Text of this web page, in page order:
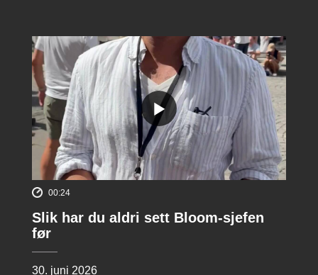
00:24
Slik har du aldri sett Bloom-sjefen
før
30. juni 2026